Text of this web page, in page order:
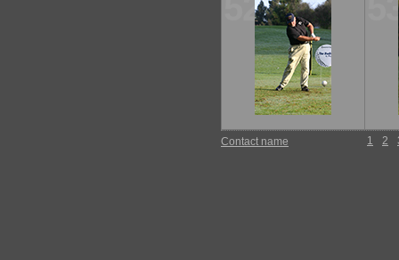
52
1 2
Contact name